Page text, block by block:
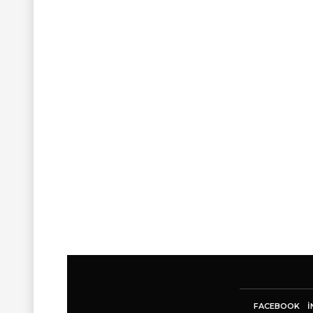
FACEBOOK